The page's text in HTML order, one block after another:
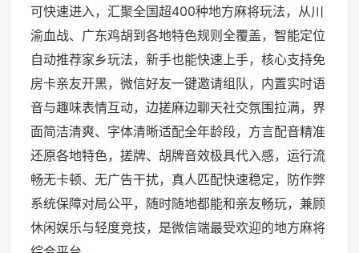
可快速进入，汇聚全国超400种地方麻将玩法，从川
渝血战、广东鸡胡到各地特色规则全覆盖，智能定位
自动推荐家乡玩法，新手也能快速上手，核心支持免
房卡亲友开黑，微信好友一键邀请组队，内置实时语
音与趣味表情互动，边搓麻边聊天社交氛围拉满，界
面简洁清爽、字体清晰适配全年龄段，方言配音精准
还原各地特色，搓牌、胡牌音效极具代入感，运行流
畅无卡顿、无广告干扰，真人匹配快速稳定，防作弊
系统保障对局公平，随时随地都能和亲友畅玩，兼顾
休闲娱乐与轻度竞技，是微信端最受欢迎的地方麻将